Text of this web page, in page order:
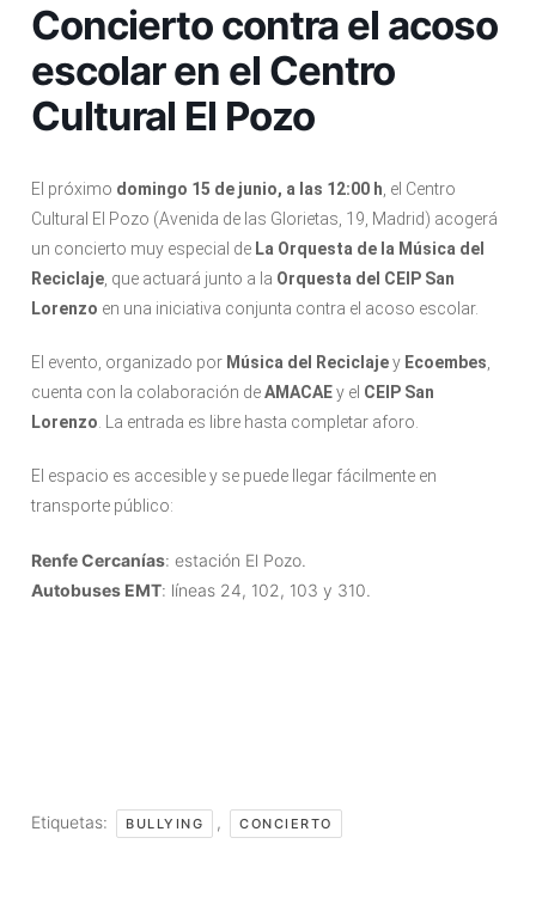
Concierto contra el acoso
escolar en el Centro
Cultural El Pozo
El próximo domingo 15 de junio, a las 12:00 h , el Centro
Cultural El Pozo (Avenida de las Glorietas, 19, Madrid) acogerá
un concierto muy especial de La Orquesta de la Música del
Reciclaje , que actuará junto a la Orquesta del CEIP San
Lorenzo en una iniciativa conjunta contra el acoso escolar.
El evento, organizado por Música del Reciclajey Ecoembes
cuenta con la colaboración deAMACAEy el CEIP San
Lorenzo . La entrada es libre hasta completar aforo.
El espacio es accesible y se puede llegar fácilmente en
transporte público:
Renfe Cercanías: estación El Pozo.
Autobuses EMT: líneas 24, 102, 103 y 310.
Etiquetas: BULLYING , CONCIERTO